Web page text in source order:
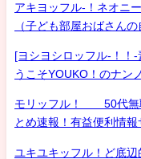
アキヨッフル-！ネオニ
（子ども部屋おばさん
[ヨシヨシロッフル-！！
うこそYOUKO！のナン
モリッフル！ 50代無
とめ速報！有益便利情
ユキユキッフル！ど底